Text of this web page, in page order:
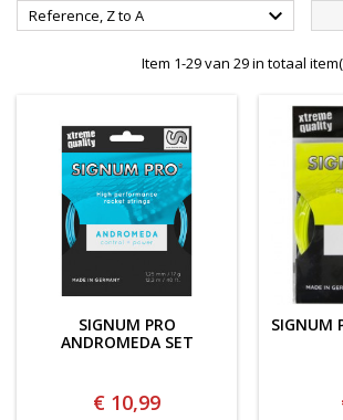
Reference, Z to A 
Item 1-29 van 29 in totaal
SIGNUM PRO
ANDROMEDA SET
€ 10,99
SIGNUM